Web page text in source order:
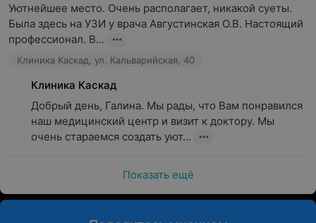
Уютнейшее место. Очень располагает, никакой суеты.
Была здесь на УЗИ у врача Августинская О.В. Настоящий
профессионал. В...
Клиника Каскад, ул. Кальварийская, 40
Клиника Каскад
Добрый день, Галина. Мы рады, что Вам понравился
наш медицинский центр и визит к доктору. Мы
очень стараемся создать уют...
Показать ещё